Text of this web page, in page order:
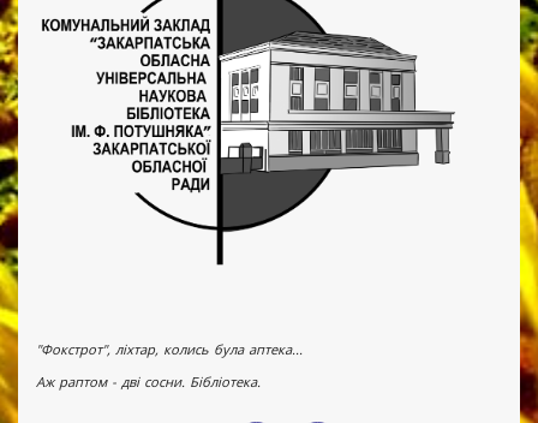
"Фокстрот", ліхтар, колись була аптека...
Аж раптом - дві сосни. Бібліотека.